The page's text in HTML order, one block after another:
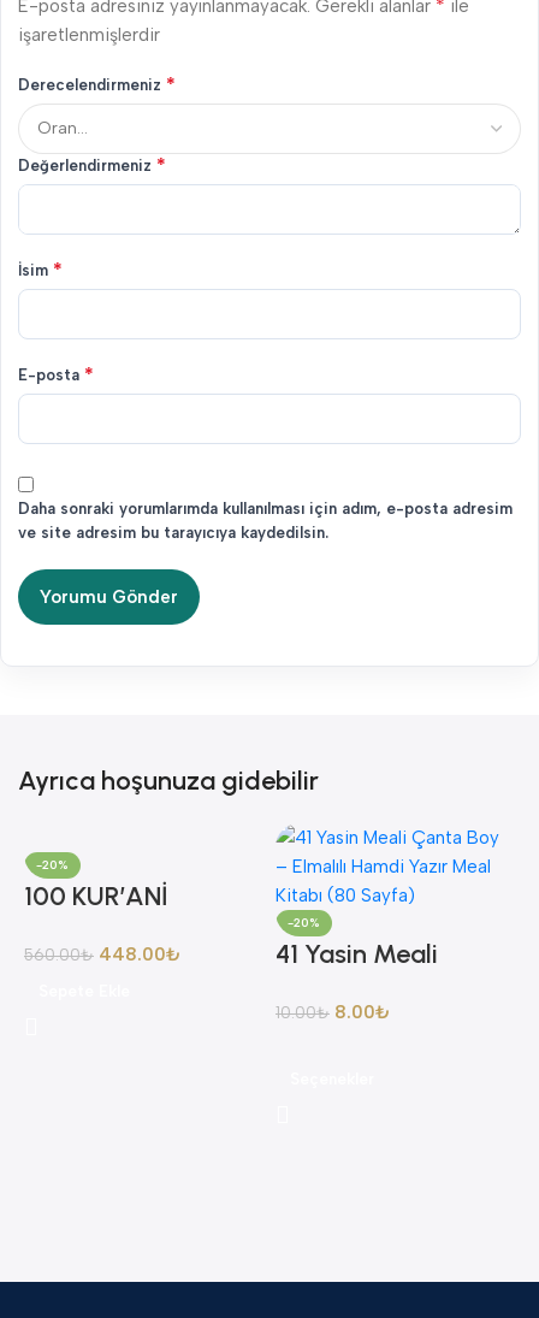
E-posta adresiniz yayınlanmayacak. Gerekli alanlar * ile
işaretlenmişlerdir
Derecelendirmeniz *
Değerlendirmeniz *
İsim *
E-posta *
Daha sonraki yorumlarımda kullanılması için adım, e-posta adresim
ve site adresim bu tarayıcıya kaydedilsin.
Ayrıca hoşunuza gidebilir
-20%
100 KUR’ANİ
YORUMLARI
560.00₺ 448.00₺
-20%
41 Yasin Meali
Hamdi Yazır Meal
10.00₺ 8.00₺